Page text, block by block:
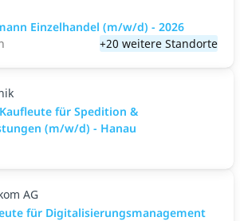
Einzelhandel (m/w/d) - 2026
+20 weitere Standorte
für Spedition &
(m/w/d) - Hanau
AG
für Digitalisierungsmanagement